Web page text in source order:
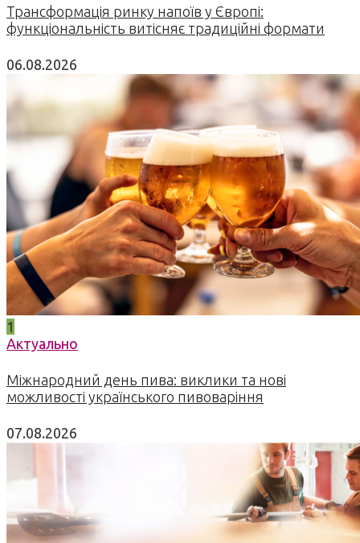
Трансформація ринку напоїв у Європі:
функціональність витісняє традиційні формати
06.08.2026
1
Актуально
Міжнародний день пива: виклики та нові
можливості українського пивоваріння
07.08.2026